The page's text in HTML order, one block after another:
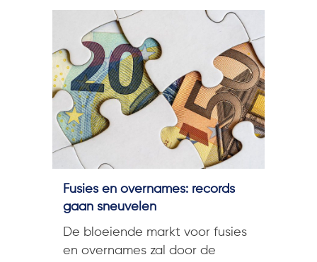
Fusies en overnames: records
gaan sneuvelen
De bloeiende markt voor fusies
en overnames zal door de